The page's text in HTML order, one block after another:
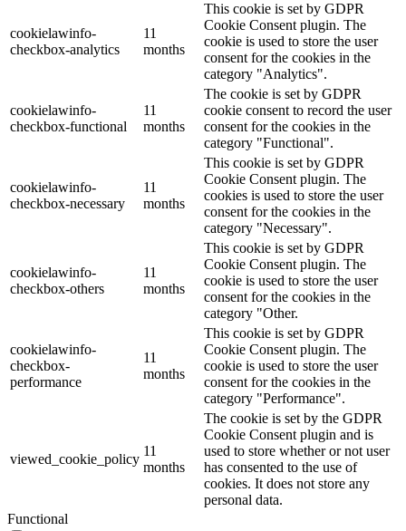
cookielawinfo-
checkbox-analytics
11
months
This cookie is set by GDPR
Cookie Consent plugin. The
cookie is used to store the user
consent for the cookies in the
category "Analytics".
cookielawinfo-
checkbox-functional
11
months
The cookie is set by GDPR
cookie consent to record the user
consent for the cookies in the
category "Functional".
cookielawinfo-
checkbox-necessary
11
months
This cookie is set by GDPR
Cookie Consent plugin. The
cookies is used to store the user
consent for the cookies in the
category "Necessary".
cookielawinfo-
checkbox-others
11
months
This cookie is set by GDPR
Cookie Consent plugin. The
cookie is used to store the user
consent for the cookies in the
category "Other.
cookielawinfo-
checkbox-
performance
11
months
This cookie is set by GDPR
Cookie Consent plugin. The
cookie is used to store the user
consent for the cookies in the
category "Performance".
viewed_cookie_policy
11
months
The cookie is set by the GDPR
Cookie Consent plugin and is
used to store whether or not user
has consented to the use of
cookies. It does not store any
personal data.
Functional